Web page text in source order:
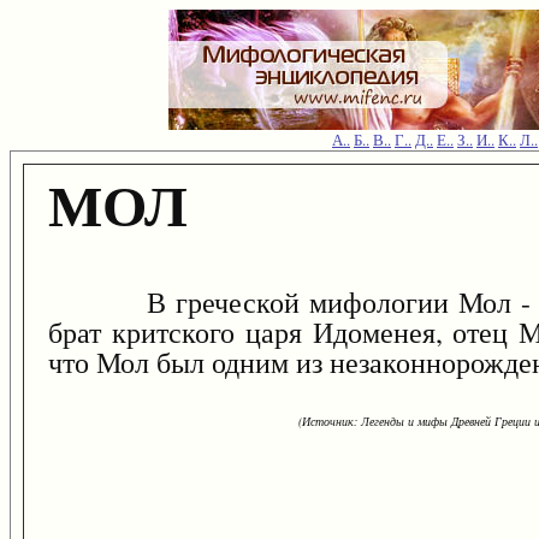
А..Б..В..Г..Д..Е..З..И..К..Л..
МОЛ
В греческой мифологии Мол -
брат критского царя Идоменея,
что Мол был одним из
(Источник: Легенды и мифы Древней